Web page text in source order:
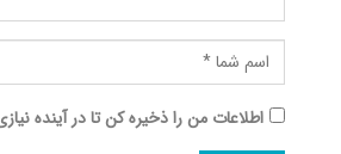
اطلاعات من را ذخیره کن تا در آینده